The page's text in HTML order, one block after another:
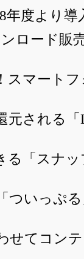
年度より
ロード
スマート
元される
る「スナ
ついっぷ
せてコン